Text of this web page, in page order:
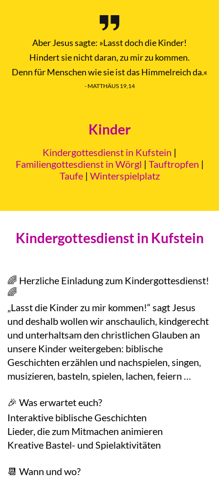
Aber Jesus sagte: »Lasst doch die Kinder!
Hindert sie nicht daran, zu mir zu kommen.
Denn für Menschen wie sie ist das Himmelreich da.«
- MATTHÄUS 19,14
Kinder
Kindergottesdienst in Kufstein |
Familiengottesdienst in Wörgl | Tauftropfen |
Taufe| Winterspielplatz
Kindergottesdienst in Kufstein
🌈 Herzliche Einladung zum Kindergottesdienst!
🌈
„Lasst die Kinder zu mir kommen!“ sagt Jesus
und deshalb wollen wir anschaulich, kindgerecht
und unterhaltsam den christlichen Glauben an
unsere Kinder weitergeben: biblische
Geschichten erzählen und nachspielen, singen,
musizieren, basteln, spielen, lachen, feiern …
🎉 Was erwartet euch?
Interaktive biblische Geschichten
Lieder, die zum Mitmachen animieren
Kreative Bastel- und Spielaktivitäten
📆 Wann und wo?